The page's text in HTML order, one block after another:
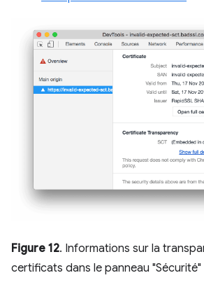
Figure 12. Informations sur la
certificats dans le panneau "Sécurité"